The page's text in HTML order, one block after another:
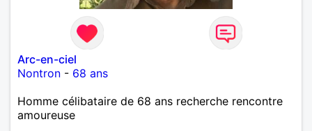
Arc-en-ciel
Nontron - 68 ans
Homme célibataire de 68 ans recherche rencontre
amoureuse